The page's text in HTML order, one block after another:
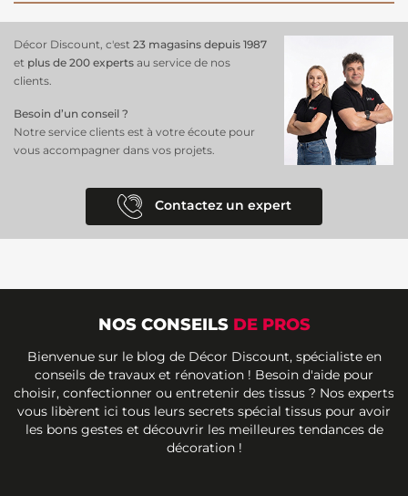
Décor Discount, c'est 23 magasins depuis 1987
et plus de 200 experts au service de nos
clients.
Besoin d’un conseil ?
Notre service clients est à votre écoute pour
vous accompagner dans vos projets.
Contactez un expert
NOS CONSEILS DE PROS
Bienvenue sur le blog de Décor Discount, spécialiste en
conseils de travaux et rénovation ! Besoin d'aide pour
choisir, confectionner ou entretenir des tissus ? Nos experts
vous libèrent ici tous leurs secrets spécial tissus pour avoir
les bons gestes et découvrir les meilleures tendances de
décoration !